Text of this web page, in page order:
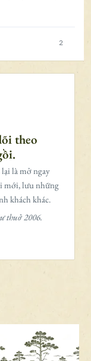
2
theo
là mở ngay
mới, lưu những
khách khác.
thuở 2006.